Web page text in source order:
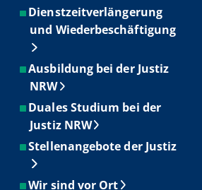
Dienstzeitverlängerung
und Wiederbeschäftigung
Ausbildung bei der Justiz
NRW
Duales Studium bei der
Justiz NRW
Stellenangebote der Justiz
Wir sind vor Ort